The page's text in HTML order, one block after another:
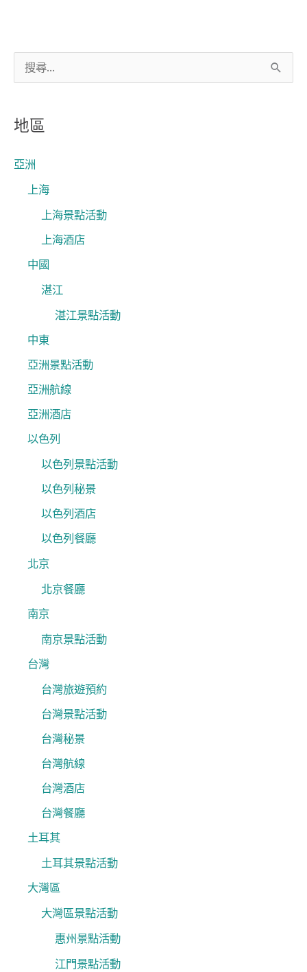
關
鍵
字
地區
亞洲
上海
上海景點活動
上海酒店
中國
湛江
湛江景點活動
中東
亞洲景點活動
亞洲航線
亞洲酒店
以色列
以色列景點活動
以色列秘景
以色列酒店
以色列餐廳
北京
北京餐廳
南京
南京景點活動
台灣
台灣旅遊預約
台灣景點活動
台灣秘景
台灣航線
台灣酒店
台灣餐廳
土耳其
土耳其景點活動
大灣區
大灣區景點活動
惠州景點活動
江門景點活動